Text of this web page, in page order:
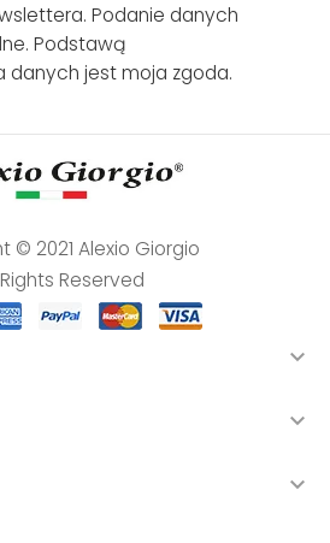
Podanie danych
Podstawą
danych jest moja zgoda.
© 2021 Alexio Giorgio
Reserved


